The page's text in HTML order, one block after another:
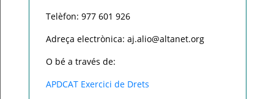
Telèfon: 977 601 926
Adreça electrònica: aj.alio@altanet.org
O bé a través de:
APDCAT Exercici de Drets